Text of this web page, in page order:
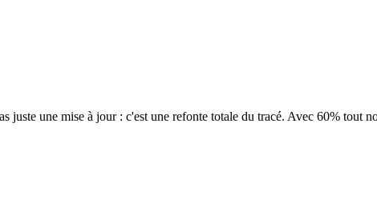
une mise à jour : c'est une refonte totale du tracé. Avec 60% tout